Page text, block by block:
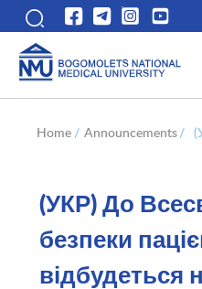
Home / Announcements/
(УКР) До
безпеки
відбудеться